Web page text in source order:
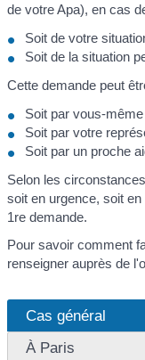
de votre Apa), en cas
Soit de votre
Soit de la situation
Cette demande peut
Soit par vous-même
Soit par votre
Soit par un proche
Selon les
soit en urgence, soit
1re demande.
Pour savoir comment
renseigner auprès de
Cas général
À Paris